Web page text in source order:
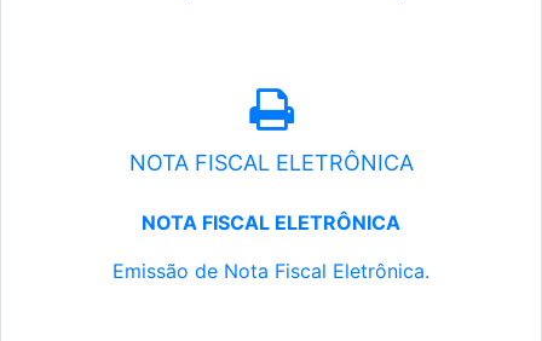
NOTA FISCAL ELETRÔNICA
NOTA FISCAL ELETRÔNICA
Emissão de Nota Fiscal Eletrônica.